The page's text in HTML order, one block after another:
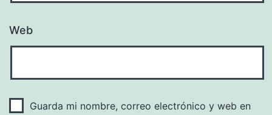
Web
Guarda mi nombre, correo electrónico y web en